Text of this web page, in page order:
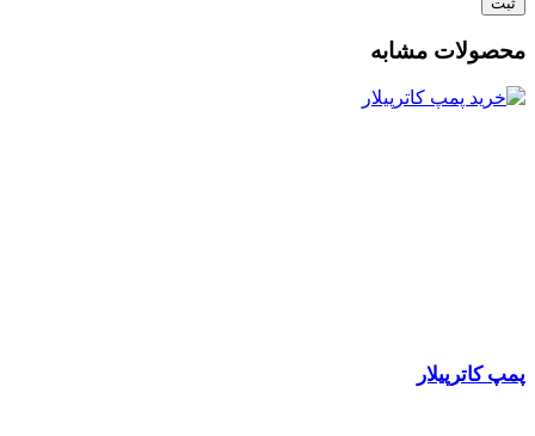
محصولات مشابه
پمپ کاترپیلار